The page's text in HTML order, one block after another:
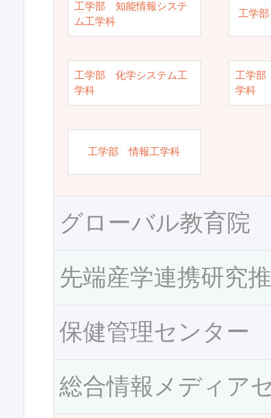
工学部 知能情報システ
ム工学科
工学
工学部 化学システム工
学科
工学部
学科
工学部 情報工学科
グローバル教育院
先端産学連携研究
保健管理センター
総合情報メディア